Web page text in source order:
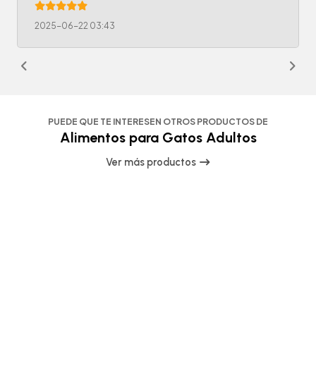
2025-06-22 03:43
PUEDE QUE TE INTERESEN OTROS PRODUCTOS DE
Alimentos para Gatos Adultos
Ver más productos